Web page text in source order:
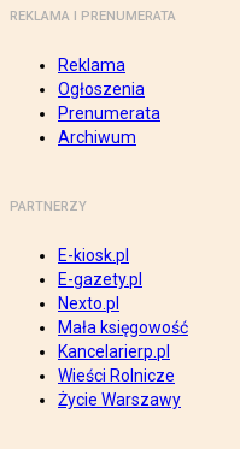
REKLAMA I PRENUMERATA
Reklama
Ogłoszenia
Prenumerata
Archiwum
PARTNERZY
E-kiosk.pl
E-gazety.pl
Nexto.pl
Mała księgowość
Kancelarierp.pl
Wieści Rolnicze
Życie Warszawy